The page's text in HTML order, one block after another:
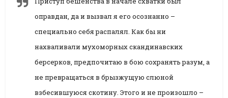
оправдан, да и вызвал я его осознанно –
специально себя распалял. Как бы ни
нахваливали мухоморных скандинавских
берсерков, предпочитаю в бою сохранять разум, а
не превращаться в брызжущую слюной
взбесившуюся скотину. Этого и не произошло –